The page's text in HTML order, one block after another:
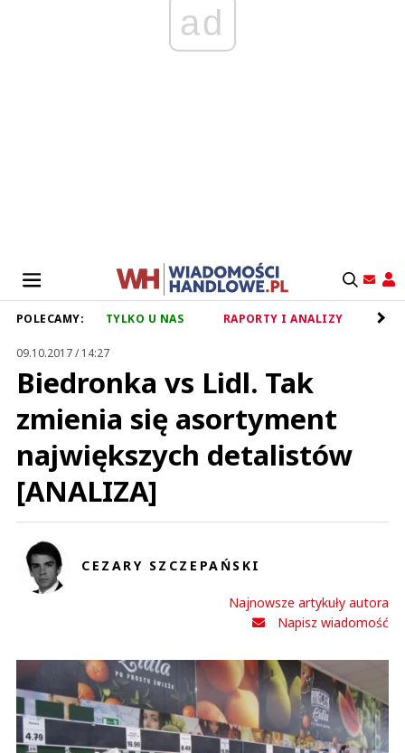
ad
POLECAMY: TYLKO U NAS RAPORTY I ANALIZY
09.10.2017 / 14:27
Biedronka vs Lidl. Tak
zmienia się asortyment
największych detalistów
[ANALIZA]
CEZARY SZCZEPAŃSKI
Najnowsze artykuły autora
Napisz wiadomość